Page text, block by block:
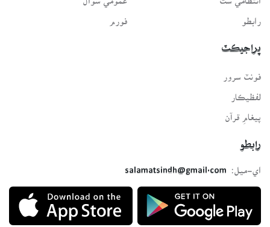
رابطو فورم
پراجيڪٽ
فونٽ سرور
لفظيڪار
پيغامِ قرآن
رابطو
اي-ميل:
salamatsindh@gmail.com